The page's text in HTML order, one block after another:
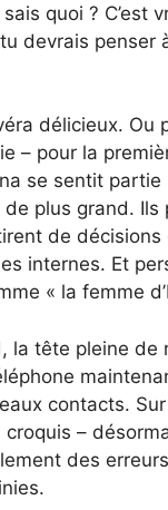
quoi ? C’est
devrais penser
délicieux.
– pour la
se sentit partie
de plus grand. Ils
de décisions
internes. Et
« la femme
la tête pleine de
contacts.
–
des